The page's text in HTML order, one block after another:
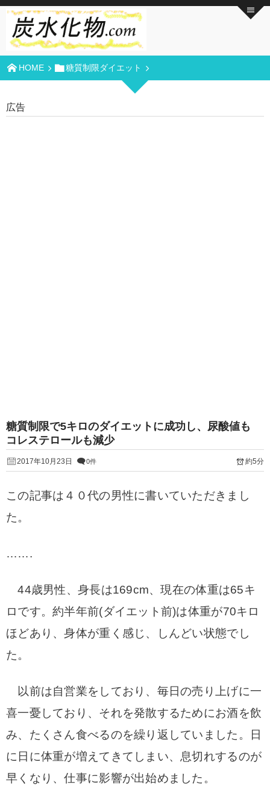
HOME 糖質制限ダイエット
広告
糖質制限で5キロのダイエットに成功し、尿酸値も
コレステロールも減少
2017年10月23日 0件 約5分
この記事は４０代の男性に書いていただきまし
た。
…….
44歳男性、身長は169cm、現在の体重は65キ
ロです。約半年前(ダイエット前)は体重が70キロ
ほどあり、身体が重く感じ、しんどい状態でし
た。
以前は自営業をしており、毎日の売り上げに一
喜一憂 しており、 それを発散するためにお酒を飲
み、 たくさん食べるのを繰り返していました。
日
に日に体重が増えてきてしまい、息切れするのが
早くなり、仕事に影響が出始めました。